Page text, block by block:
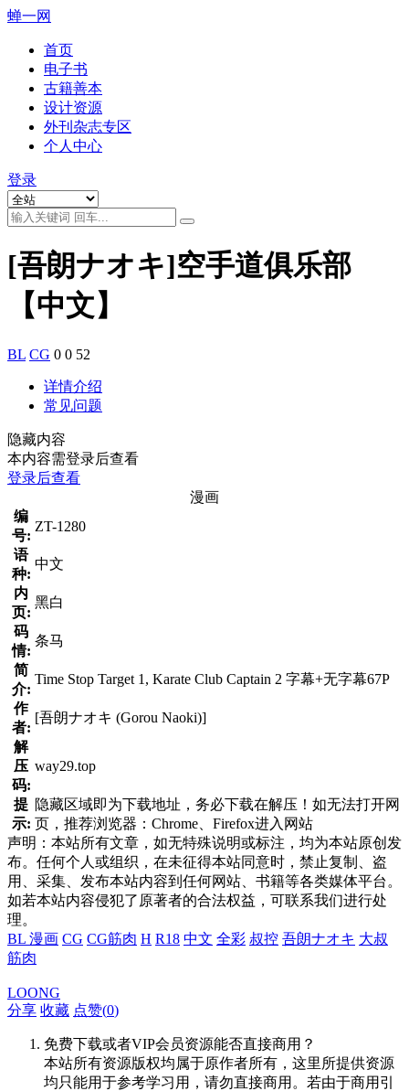
蝉一网
首页
电子书
古籍善本
设计资源
外刊杂志专区
个人中心
登录
[吾朗ナオキ]空手道俱乐部
【中文】
BL CG 0 0 52
详情介绍
常见问题
隐藏内容
本内容需登录后查看
登录后查看
漫画
编
号:
ZT-1280
语
种:
中文
内
页:
黑白
码
情:
条马
简
介:
Time Stop Target 1, Karate Club Captain 2 字幕+无字幕67P
作
者:
[吾朗ナオキ (Gorou Naoki)]
解
压
码:
way29.top
提
示:
隐藏区域即为下载地址，务必下载在解压！如无法打开网
页，推荐浏览器：Chrome、Firefox进入网站
声明：本站所有文章，如无特殊说明或标注，均为本站原创发
布。任何个人或组织，在未征得本站同意时，禁止复制、盗
用、采集、发布本站内容到任何网站、书籍等各类媒体平台。
如若本站内容侵犯了原著者的合法权益，可联系我们进行处
理。
BL 漫画 CG CG筋肉 H R18 中文 全彩 叔控 吾朗ナオキ 大叔
筋肉
LOONG
分享 收藏 点赞(0)
免费下载或者VIP会员资源能否直接商用？
本站所有资源版权均属于原作者所有，这里所提供资源
均只能用于参考学习用，请勿直接商用。若由于商用引